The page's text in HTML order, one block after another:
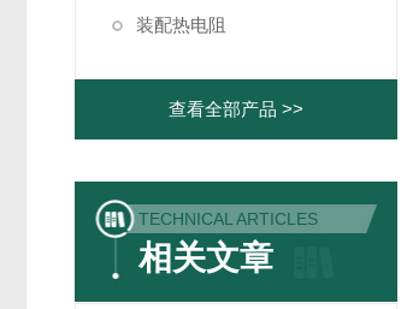
装配热电阻
查看全部产品 >>
TECHNICAL ARTICLES
相关文章